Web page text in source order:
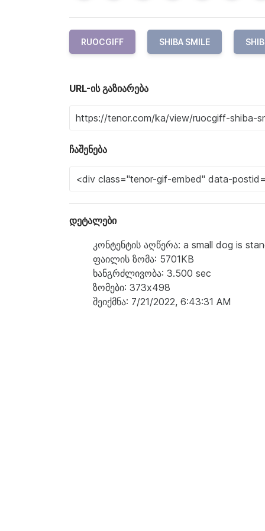
RUOCGIFF SHIBA SMILE
URL-ის გაზიარება
ჩაშენება
დეტალები
კონტენტის აღწერა: a small dog is
ფაილის ზომა: 5701KB
ხანგრძლივობა: 3.500 sec
ზომები: 373x498
შეიქმნა: 7/21/2022, 6:43:31 AM